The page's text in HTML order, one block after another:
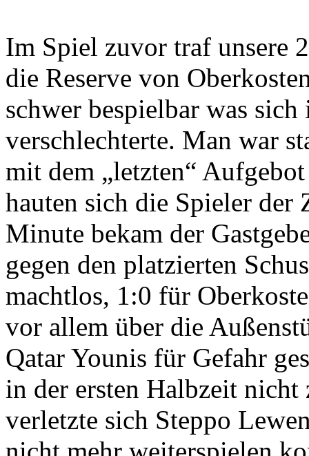
Im Spiel zuvor traf unsere
die Reserve von
schwer bespielbar was
verschlechterte. Man war
mit dem „letzten“
hauten sich die Spieler
Minute bekam der
gegen den platzierten
machtlos, 1:0 für
vor allem über die
Qatar Younis für Gefahr
in der ersten Halbzeit
verletzte sich Steppo